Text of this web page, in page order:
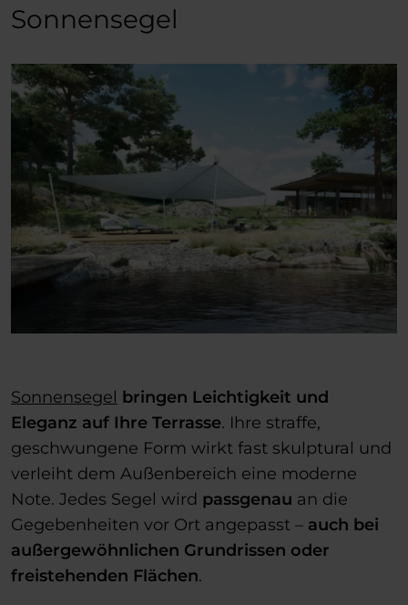
Sonnensegel
Sonnensegel bringen Leichtigkeit und
Eleganz auf Ihre Terrasse. Ihre straffe,
geschwungene Form wirkt fast skulptural und
verleiht dem Außenbereich eine moderne
Note. Jedes Segel wird passgenau an die
Gegebenheiten vor Ort angepasst – auch bei
außergewöhnlichen Grundrissen oder
freistehenden Flächen.